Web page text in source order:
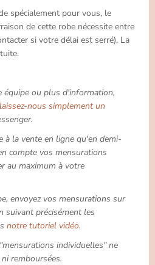
spécialement pour vous, le
de cette robe nécessite entre
si votre délai est serré). La
équipe ou plus d'information,
laissez-nous simplement un
à la vente en ligne qu'en demi-
compte vos mensurations
au maximum à votre
envoyez vos mensurations sur
suivant précisément les
notre tutoriel vidéo.
individuelles" ne
remboursées.